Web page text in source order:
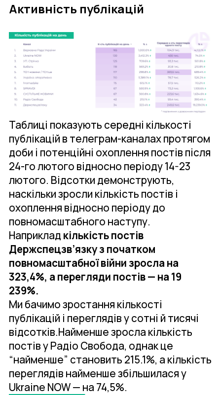
Активність публікацій
Таблиці показують середні кількості
публікацій в телеграм-каналах протягом
доби і потенційні охоплення постів після
24-го лютого відносно періоду 14-23
лютого. Відсотки демонструють,
наскільки зросли кількість постів і
охоплення відносно періоду до
повномасштабного наступу.
Наприклад кількість постів
Держспецзв’язку з початком
повномасштабної війни зросла на
323,4%, а перегляди постів — на 19
239%.
Ми бачимо зростання кількості
публікацій і переглядів у сотні й тисячі
відсотків.Найменше зросла кількість
постів у Радіо Свобода, однак це
“найменше” становить 215.1%, а кількість
переглядів найменше збільшилася у
Ukraine NOW — на 74,5%.